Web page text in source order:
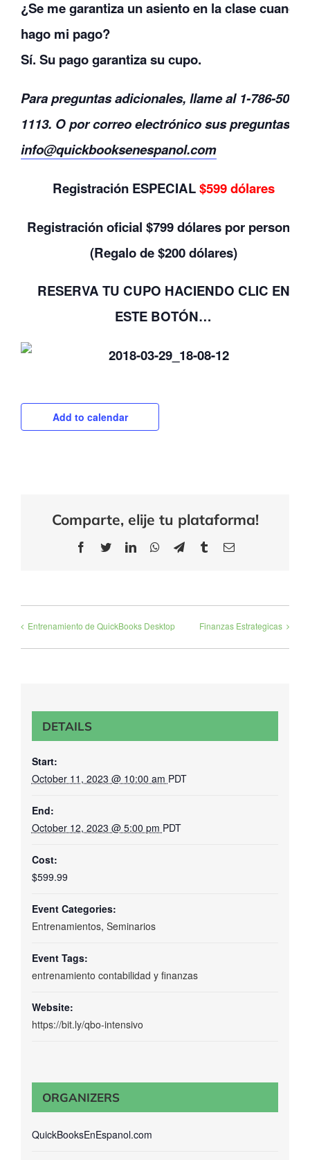
¿Se me garantiza un asiento en la clase cuando
hago mi pago?
Sí. Su pago garantiza su cupo.
Para preguntas adicionales, llame al 1-786-505-
1113. O por correo electrónico sus preguntas a
info@quickbooksenespanol.com
Registración ESPECIAL$599 dólares
Registración oficial $799 dólares por persona.
(Regalo de $200 dólares)
RESERVA TU CUPO HACIENDO CLIC EN
ESTE BOTÓN…
Add to calendar
Comparte, elije tu plataforma!
Facebook
TwitterLinkedInWhatsApp
TelegramTumblrEmail
Entrenamiento de QuickBooks Desktop Finanzas Estrategicas
DETAILS
Start:
October 11, 2023 @ 10:00 am PDT
End:
October 12, 2023 @ 5:00 pm PDT
Cost:
$599.99
Event Categories:
Entrenamientos, Seminarios
Event Tags:
entrenamiento contabilidad y finanzas
Website:
https://bit.ly/qbo-intensivo
ORGANIZERS
QuickBooksEnEspanol.com